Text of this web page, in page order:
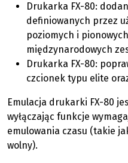
Drukarka FX-80:
definiowanych przez
poziomych i
międzynarodowych
Drukarka FX-80:
czcionek typu elite
Emulacja drukarki FX-80
wyłączając funkcje
emulowania czasu (takie
wolny).